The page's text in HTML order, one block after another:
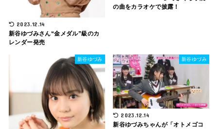
2023.12.14
新谷ゆづみさん“金メダル”級のカ
レンダー発売
の曲をカラオケで披露！
新谷ゆづみ 新谷ゆづみ
2023.12.14
新谷ゆづみちゃんが「オトメゴコ